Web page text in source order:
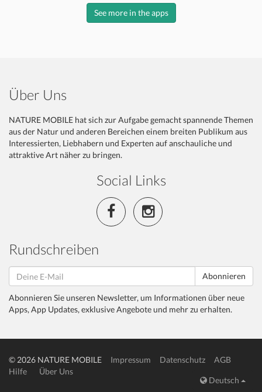
See more in the apps
Über Uns
NATURE MOBILE hat sich zur Aufgabe gemacht spannende Themen
aus der Natur und anderen Bereichen einem breiten Publikum aus
Interessierten, Liebhabern und Experten auf anschauliche und
attraktive Art näher zu bringen.
Social Links
Rundschreiben
Abonnieren
Abonnieren Sie unseren Newsletter, um Informationen über neue
Apps, App Updates, exklusive Angebote und mehr zu erhalten.
© 2026 NATURE MOBILE Impressum Datenschutz
AGB
Hilfe
Über Uns
Deutsch